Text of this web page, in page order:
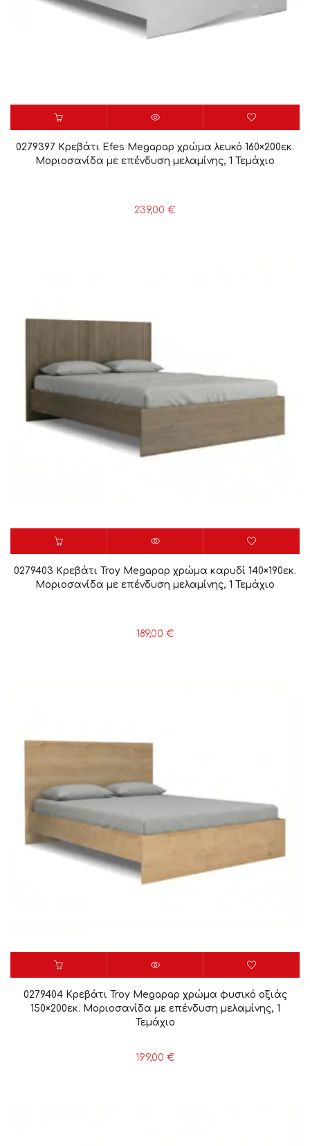
0279397 Κρεβάτι Efes Megapap χρώμα λευκό 160×200εκ.
Μοριοσανίδα με επένδυση μελαμίνης, 1 Τεμάχιο
239,00 €
0279403 Κρεβάτι Troy Megapap χρώμα καρυδί 140×190εκ.
Μοριοσανίδα με επένδυση μελαμίνης, 1 Τεμάχιο
189,00 €
0279404 Κρεβάτι Troy Megapap χρώμα φυσικό οξιάς
150×200εκ. Μοριοσανίδα με επένδυση μελαμίνης, 1
Τεμάχιο
199,00 €